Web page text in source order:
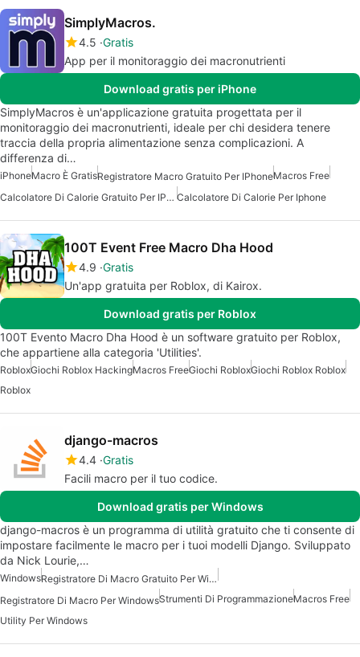
SimplyMacros.
4.5 Gratis
App per il monitoraggio dei macronutrienti
Download gratis per iPhone
SimplyMacros è un'applicazione gratuita progettata per il
monitoraggio dei macronutrienti, ideale per chi desidera tenere
traccia della propria alimentazione senza complicazioni. A
differenza di…
iPhoneMacro È GratisRegistratore Macro Gratuito Per IPhoneMacros Free
Calcolatore Di Calorie Gratuito Per IPhone Calcolatore Di Calorie Per Iphone
100T Event Free Macro Dha Hood
4.9 Gratis
Un'app gratuita per Roblox, di Kairox.
Download gratis per Roblox
100T Evento Macro Dha Hood è un software gratuito per Roblox,
che appartiene alla categoria 'Utilities'.
RobloxGiochi Roblox HackingMacros FreeGiochi RobloxGiochi Roblox Roblox
Roblox
django-macros
4.4 Gratis
Facili macro per il tuo codice.
Download gratis per Windows
django-macros è un programma di utilità gratuito che ti consente di
impostare facilmente le macro per i tuoi modelli Django. Sviluppato
da Nick Lourie,…
Windows
Registratore Di Macro Gratuito Per Windows
Registratore Di Macro Per WindowsStrumenti Di ProgrammazioneMacros Free
Utility Per Windows